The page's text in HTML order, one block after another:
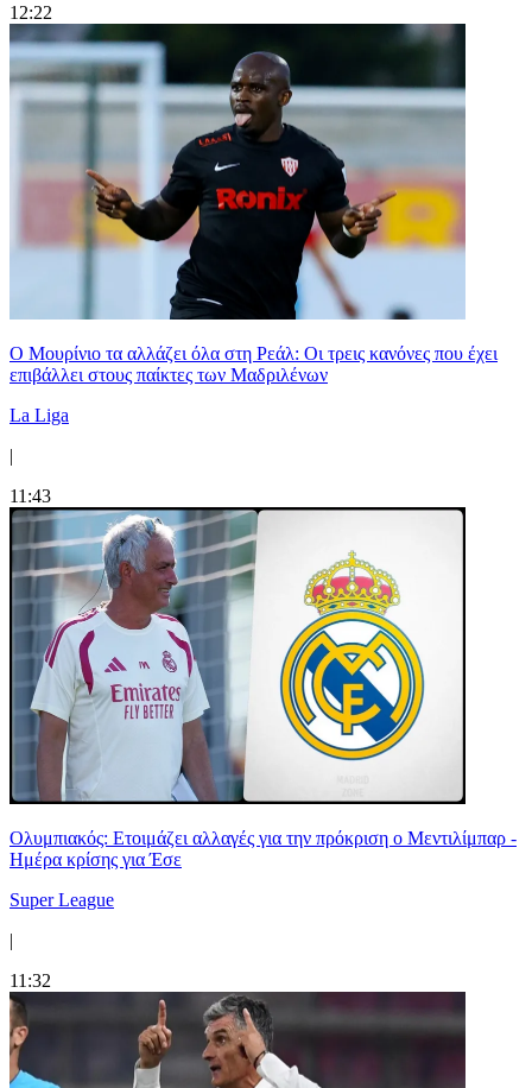
12:22
Ο Μουρίνιο τα αλλάζει όλα στη Ρεάλ: Οι τρεις κανόνες που έχει
επιβάλλει στους παίκτες των Μαδριλένων
La Liga
|
11:43
Ολυμπιακός: Ετοιμάζει αλλαγές για την πρόκριση ο Μεντιλίμπαρ -
Ημέρα κρίσης για Έσε
Super League
|
11:32